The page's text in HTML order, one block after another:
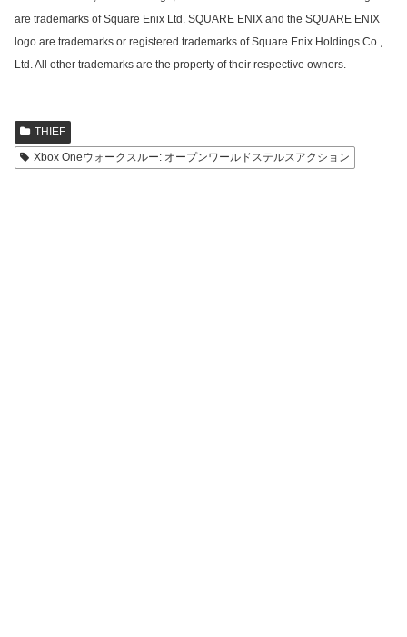
are trademarks of Square Enix Ltd. SQUARE ENIX and the SQUARE ENIX
logo are trademarks or registered trademarks of Square Enix Holdings Co.,
Ltd. All other trademarks are the property of their respective owners.
THIEF
Xbox Oneウォークスルー: オープンワールドステルスアクション